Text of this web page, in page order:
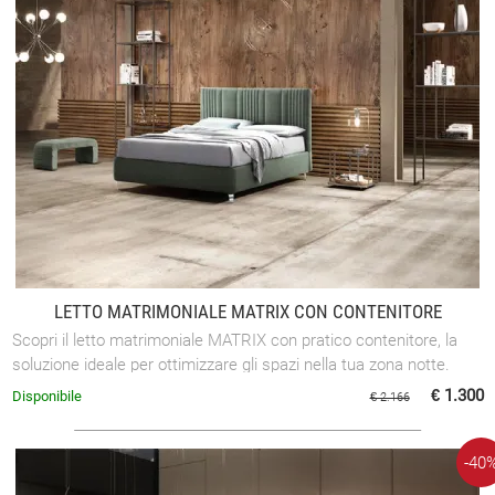
LETTO MATRIMONIALE MATRIX CON CONTENITORE
Scopri il letto matrimoniale MATRIX con pratico contenitore, la
soluzione ideale per ottimizzare gli spazi nella tua zona notte.
€ 2.166 € 1.300
Disponibile
-